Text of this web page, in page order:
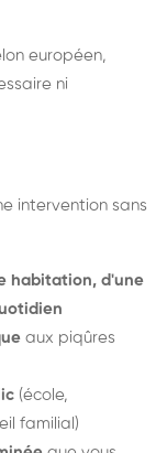
européen,
ni
intervention sans
habitation, d'une
aux piqûres
(école,
familial)